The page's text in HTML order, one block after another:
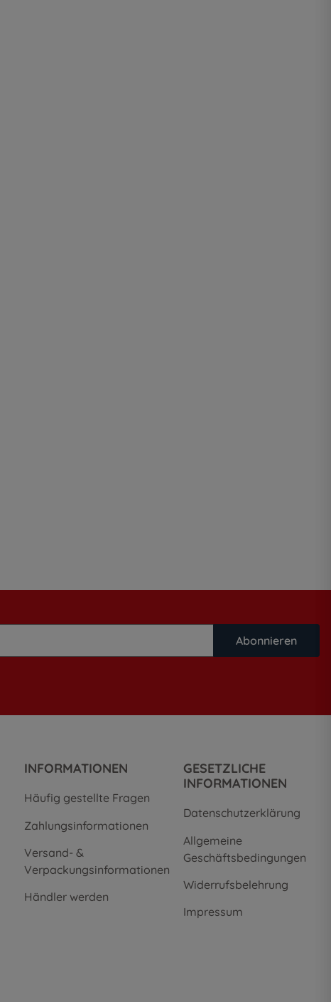
Abonnieren
INFORMATIONEN
Häufig gestellte Fragen
Zahlungsinformationen
Versand- &
Verpackungsinformationen
Händler werden
GESETZLICHE
INFORMATIONEN
Datenschutzerklärung
Allgemeine
Geschäftsbedingungen
Widerrufsbelehrung
Impressum